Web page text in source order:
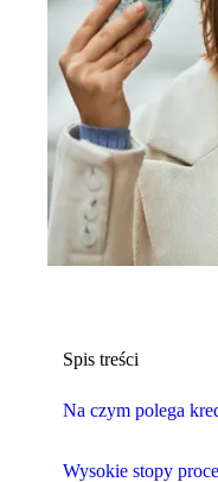
Spis treści
Na czym polega
Wysokie stopy